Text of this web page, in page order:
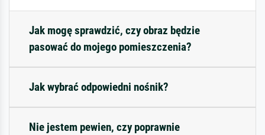
Jak mogę sprawdzić, czy obraz będzie
pasować do mojego pomieszczenia?
Jak wybrać odpowiedni nośnik?
Nie jestem pewien, czy poprawnie